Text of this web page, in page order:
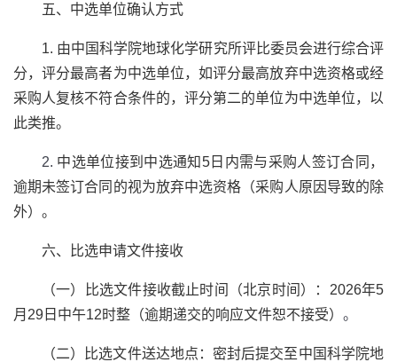
五、中选单位确认方式
1. 由中国科学院地球化学研究所评比委员会进行综合评
分，评分最高者为中选单位，如评分最高放弃中选资格或经
采购人复核不符合条件的，评分第二的单位为中选单位，以
此类推。
2. 中选单位接到中选通知5日内需与采购人签订合同，
逾期未签订合同的视为放弃中选资格（采购人原因导致的除
外）。
六、比选申请文件接收
（一）比选文件接收截止时间（北京时间）：2026年5
月29日中午12时整（逾期递交的响应文件恕不接受） 。
（二）比选文件送达地点：密封后提交至中国科学院地